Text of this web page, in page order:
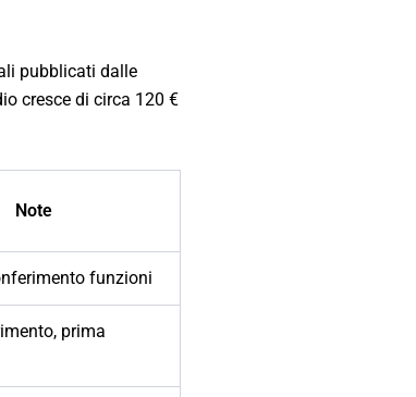
pubblicati dalle
cresce di circa 120 €
Note
funzioni
prima